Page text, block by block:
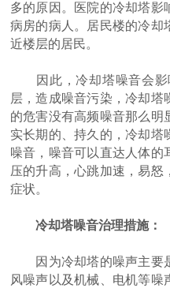
多的原因。医院的冷却塔影
病房的病人。居民楼的冷却
近楼层的居民。
因此，冷却塔噪音会影
层，造成噪音污染，冷却塔
的危害没有高频噪音那么明
实长期的、持久的，冷却塔
噪音，噪音可以直达人体的
压的升高，心跳加速，易怒
症状。
冷却塔噪音治理措施：
因为冷却塔的噪声主要
风噪声以及机械、电机等噪